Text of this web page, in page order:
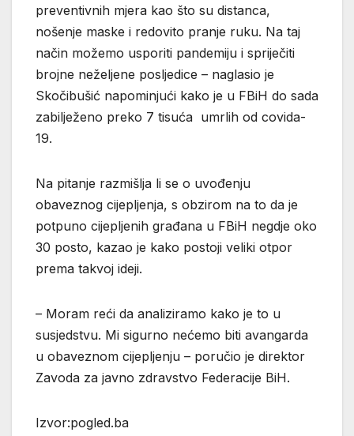
preventivnih mjera kao što su distanca,
nošenje maske i redovito pranje ruku. Na taj
način možemo usporiti pandemiju i spriječiti
brojne neželjene posljedice – naglasio je
Skočibušić napominjući kako je u FBiH do sada
zabilježeno preko 7 tisuća umrlih od covida-
19.
Na pitanje razmišlja li se o uvođenju
obaveznog cijepljenja, s obzirom na to da je
potpuno cijepljenih građana u FBiH negdje oko
30 posto, kazao je kako postoji veliki otpor
prema takvoj ideji.
– Moram reći da analiziramo kako je to u
susjedstvu. Mi sigurno nećemo biti avangarda
u obaveznom cijepljenju – poručio je direktor
Zavoda za javno zdravstvo Federacije BiH.
Izvor:pogled.ba